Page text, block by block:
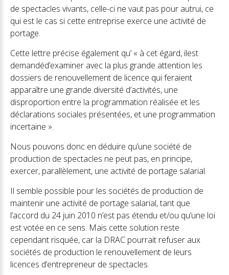
de spectacles vivants, celle-ci ne vaut pas pour autrui, ce
qui est le cas si cette entreprise exerce une activité de
portage.
Cette lettre précise également qu’ « à cet égard, ilest
demandéd’examiner avec la plus grande attention les
dossiers de renouvellement de licence qui feraient
apparaître une grande diversité d’activités, une
disproportion entre la programmation réalisée et les
déclarations sociales présentées, et une programmation
incertaine ».
Nous pouvons donc en déduire qu’une société de
production de spectacles ne peut pas, en principe,
exercer, parallèlement, une activité de portage salarial.
Il semble possible pour les sociétés de production de
maintenir une activité de portage salarial, tant que
l’accord du 24 juin 2010 n’est pas étendu et/ou qu’une loi
est votée en ce sens. Mais cette solution reste
cependant risquée, car la DRAC pourrait refuser aux
sociétés de production le renouvellement de leurs
licences d’entrepreneur de spectacles.